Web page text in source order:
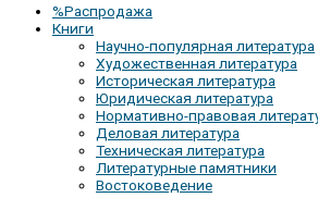
%Распродажа
Книги
Научно-популярная литература
Художественная литература
Историческая литература
Юридическая литература
Нормативно-правовая
Деловая литература
Техническая литература
Литературные памятники
Востоковедение